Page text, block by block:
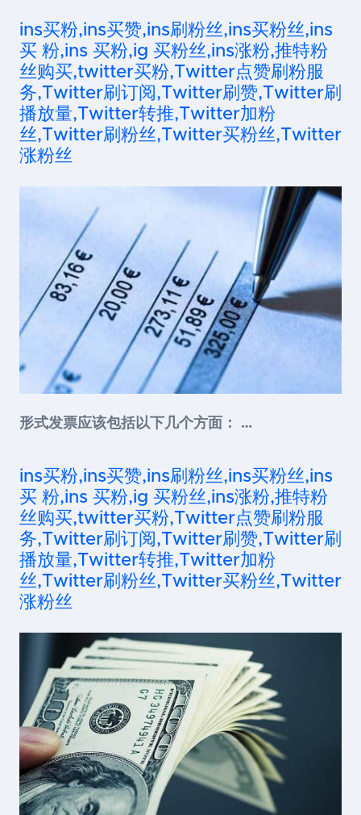
ins买粉,ins买赞,ins刷粉丝,ins买粉丝,ins
买 粉,ins 买粉,ig 买粉丝,ins涨粉,推特粉
丝购买,twitter买粉,Twitter点赞刷粉服
务,Twitter刷订阅,Twitter刷赞,Twitter刷
播放量,Twitter转推,Twitter加粉
丝,Twitter刷粉丝,Twitter买粉丝,Twitter
涨粉丝
形式发票应该包括以下几个方面： …
ins买粉,ins买赞,ins刷粉丝,ins买粉丝,ins
买 粉,ins 买粉,ig 买粉丝,ins涨粉,推特粉
丝购买,twitter买粉,Twitter点赞刷粉服
务,Twitter刷订阅,Twitter刷赞,Twitter刷
播放量,Twitter转推,Twitter加粉
丝,Twitter刷粉丝,Twitter买粉丝,Twitter
涨粉丝